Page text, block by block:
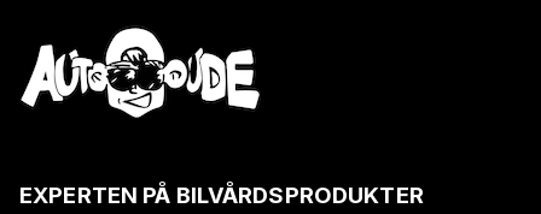
EXPERTEN PÅ BILVÅRDSPRODUKTER